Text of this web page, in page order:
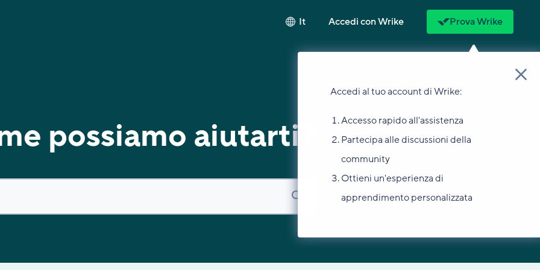
It Accedi con Wrike Prova Wrike
Accedi al tuo account di Wrike:
Accesso rapido all'assistenza
Partecipa alle discussioni della
community
Ottieni un'esperienza di
apprendimento personalizzata
possiamo aiutarti?